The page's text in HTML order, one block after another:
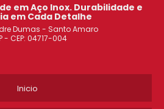
em Aço Inox. Durabilidade e
em Cada Detalhe
Dumas - Santo Amaro
- CEP: 04717-004
Inicio